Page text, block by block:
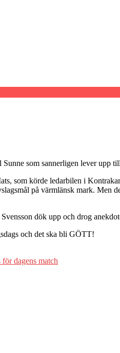
som sannerligen lever upp
som körde ledarbilen i
på värmlänsk mark.
dök upp och drog
och det ska bli GÖTT!
dagens match